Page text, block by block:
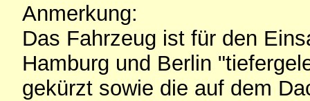
Anmerkung:
Das Fahrzeug ist für den
Hamburg und Berlin
gekürzt sowie die auf dem